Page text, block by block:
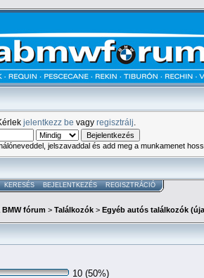
jelentkezz be vagy regisztrálj
jelszavaddal és add meg a munkamenet
KERESÉS BEJELENTKEZÉS REGISZTRÁCIÓ
BMW fórum > Találkozók > Egyéb autós találkozók
10 (50%)